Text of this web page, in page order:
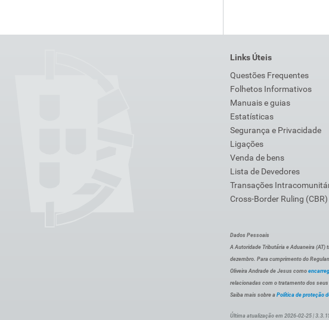
Links Úteis
Questões Frequentes
Folhetos Informativos
Manuais e guias
Estatísticas
Segurança e Privacidade
Ligações
Venda de bens
Lista de Devedores
Transações
Cross-Border Ruling (CBR)
Dados Pessoais
A Autoridade Tributária e Aduaneira
dezembro. Para cumprimento do
Oliveira Andrade de Jesus como
relacionadas com o tratamento dos
Saiba mais sobre a Política de proteção
Última atualização em 2026-02-25 |